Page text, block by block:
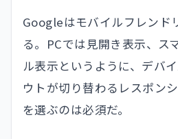
Googleはモバイルフレンド
る。PCでは見開き表示、ス
ル表示というように、デバ
ウトが切り替わるレスポン
を選ぶのは必須だ。